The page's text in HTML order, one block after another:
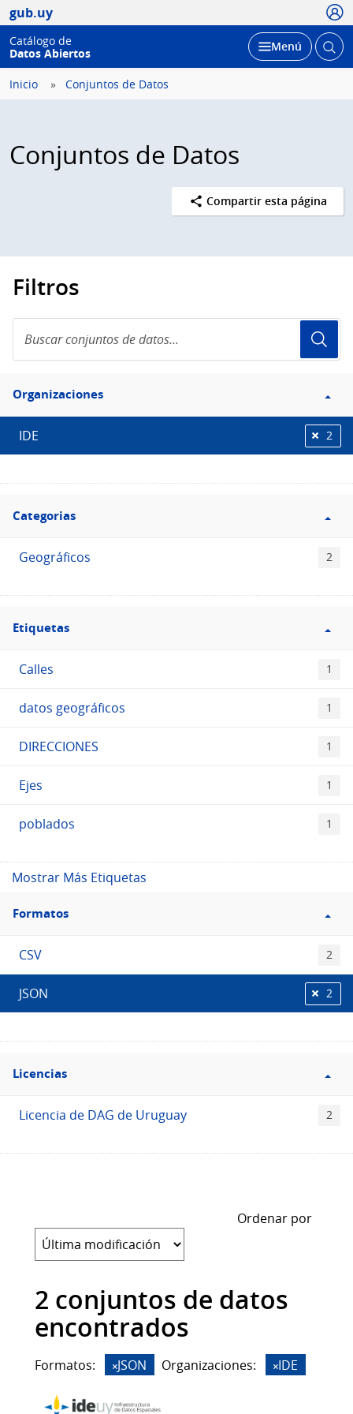
gub.uy
Catálogo de
Datos Abiertos
Desplegar
Menú Abrir
Inicio Conjuntos de Datos
Conjuntos de Datos
Compartir esta página
Filtros
conjuntos
de
Filtro
Organizaciones
Organizaciones
IDE 2
Filtro
Categorias
Categorias
Geográficos 2
Filtro
Etiquetas
Etiquetas
Calles 1
datos geográficos 1
DIRECCIONES 1
Ejes 1
poblados 1
Mostrar Más Etiquetas
Filtro
Formatos
Formatos
CSV 2
JSON 2
Filtro
Licencias
Licencias
Licencia de DAG de Uruguay 2
Ordenar por
2 conjuntos de datos
encontrados
Formatos: JSON Organizaciones: IDE